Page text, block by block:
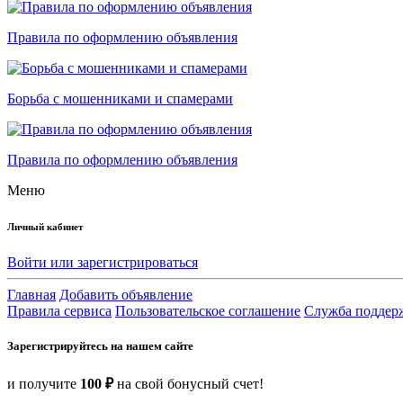
Правила по оформлению объявления
Борьба с мошенниками и спамерами
Правила по оформлению объявления
Меню
Личный кабинет
Войти или зарегистрироваться
Главная Добавить объявление
Правила сервиса Пользовательское соглашение Служба
Зарегистрируйтесь на нашем сайте
и получите 100 ₽на свой бонусный счет!